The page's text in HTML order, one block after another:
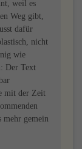
weil es
Weg gibt,
dafür
nicht
wie
Der Text
mit der Zeit
gemein